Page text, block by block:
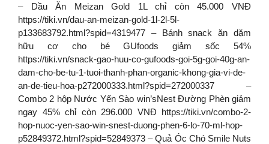
– Dầu Ăn Meizan Gold 1L chỉ còn 45.000 VNĐ
https://tiki.vn/dau-an-meizan-gold-1l-2l-5l-
p133683792.html?spid=4319477 – Bánh snack ăn dặm
hữu cơ cho bé GUfoods giảm sốc 54%
https://tiki.vn/snack-gao-huu-co-gufoods-goi-5g-goi-40g-an-
dam-cho-be-tu-1-tuoi-thanh-phan-organic-khong-gia-vi-de-
an-de-tieu-hoa-p272000333.html?spid=272000337 –
Combo 2 hộp Nước Yến Sào win’sNest Đường Phèn giảm
ngay 45% chỉ còn 296.000 VNĐ https://tiki.vn/combo-2-
hop-nuoc-yen-sao-win-snest-duong-phen-6-lo-70-ml-hop-
p52849372.html?spid=52849373 – Quả Óc Chó Smile Nuts